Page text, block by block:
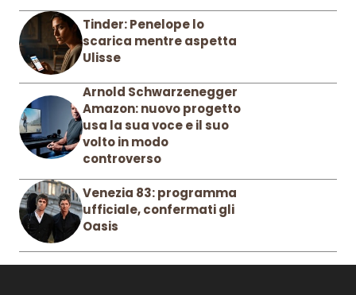
Tinder: Penelope lo
scarica mentre aspetta
Ulisse
Arnold Schwarzenegger
Amazon: nuovo progetto
usa la sua voce e il suo
volto in modo
controverso
Venezia 83: programma
ufficiale, confermati gli
Oasis